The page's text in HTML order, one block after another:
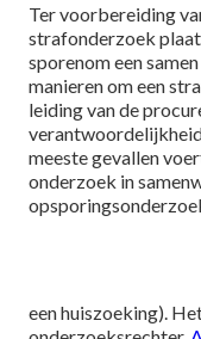
Ter voorbereiding
strafonderzoek
sporenom een
manieren om een
leiding van de
meeste gevallen
onderzoek in
een huiszoeking).